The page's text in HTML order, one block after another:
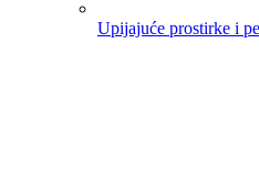
Upijajuće prostirke i